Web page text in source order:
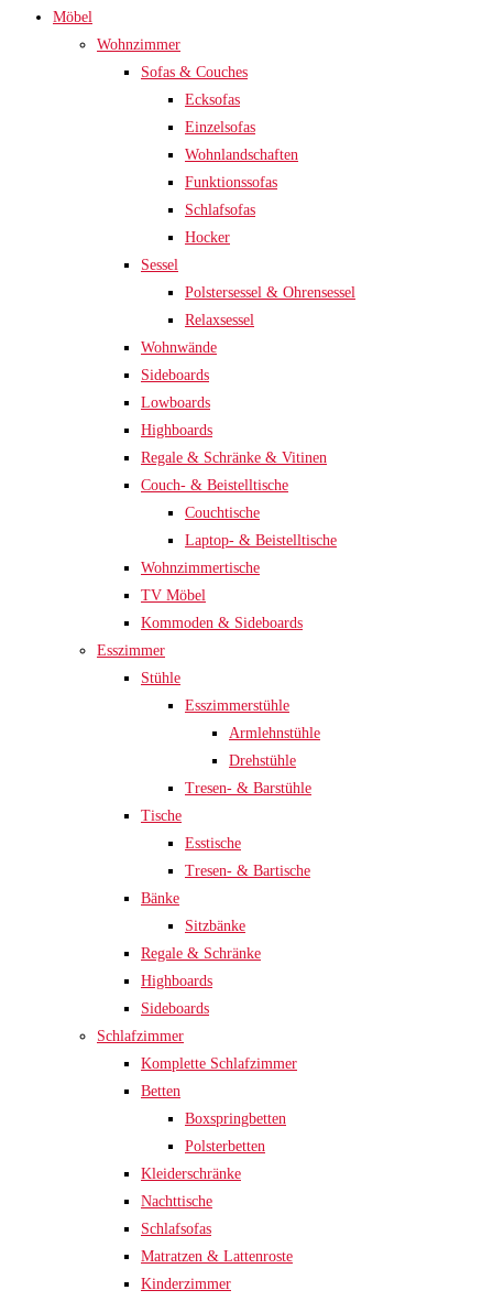
Möbel
Wohnzimmer
Sofas & Couches
Ecksofas
Einzelsofas
Wohnlandschaften
Funktionssofas
Schlafsofas
Hocker
Sessel
Polstersessel & Ohrensessel
Relaxsessel
Wohnwände
Sideboards
Lowboards
Highboards
Regale & Schränke & Vitinen
Couch- & Beistelltische
Couchtische
Laptop- & Beistelltische
Wohnzimmertische
TV Möbel
Kommoden & Sideboards
Esszimmer
Stühle
Esszimmerstühle
Armlehnstühle
Drehstühle
Tresen- & Barstühle
Tische
Esstische
Tresen- & Bartische
Bänke
Sitzbänke
Regale & Schränke
Highboards
Sideboards
Schlafzimmer
Komplette Schlafzimmer
Betten
Boxspringbetten
Polsterbetten
Kleiderschränke
Nachttische
Schlafsofas
Matratzen & Lattenroste
Kinderzimmer